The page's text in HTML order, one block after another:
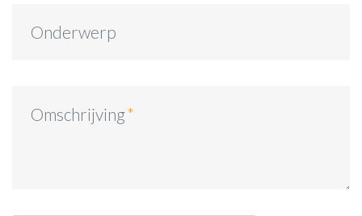
Onderwerp
Omschrijving